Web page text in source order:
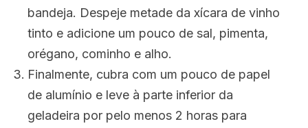
bandeja. Despeje metade da xícara de vinho
tinto e adicione um pouco de sal, pimenta,
orégano, cominho e alho.
Finalmente, cubra com um pouco de papel
de alumínio e leve à parte inferior da
geladeira por pelo menos 2 horas para